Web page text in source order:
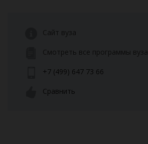
Сайт вуза
Смотреть все программы вуза
+7 (499) 647 73 66
Сравнить